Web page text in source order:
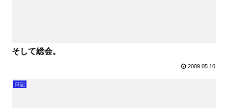
そして総会。
2009.05.10
日記